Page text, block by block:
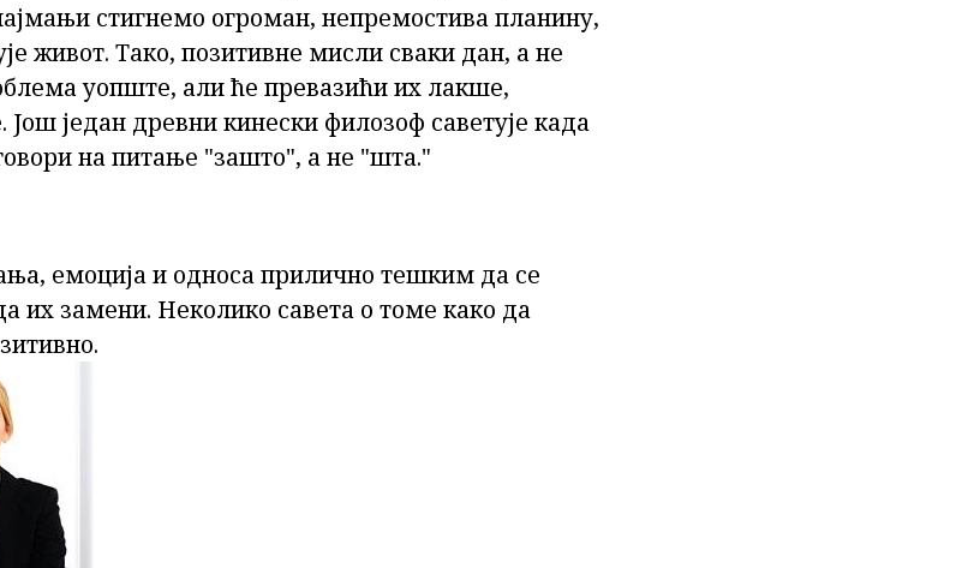
стигнемо огроман, непремостива планину,
живот. Тако, позитивне мисли сваки дан, а не
уопште, али ће превазићи их лакше,
Још један древни кинески филозоф саветује када
на питање "зашто", а не "шта."
емоција и односа прилично тешким да се
их замени. Неколико савета о томе како да